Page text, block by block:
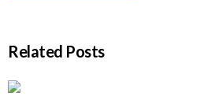
Related Posts